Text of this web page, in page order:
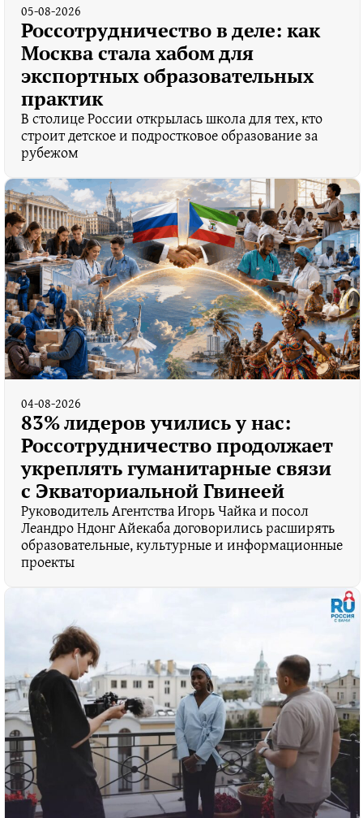
05-08-2026
Россотрудничество в деле: как
Москва стала хабом для
экспортных образовательных
практик
В столице России открылась школа для тех, кто
строит детское и подростковое образование за
рубежом
04-08-2026
83% лидеров учились у нас:
Россотрудничество продолжает
укреплять гуманитарные связи
с Экваториальной Гвинеей
Руководитель Агентства Игорь Чайка и посол
Леандро Ндонг Айекаба договорились расширять
образовательные, культурные и информационные
проекты